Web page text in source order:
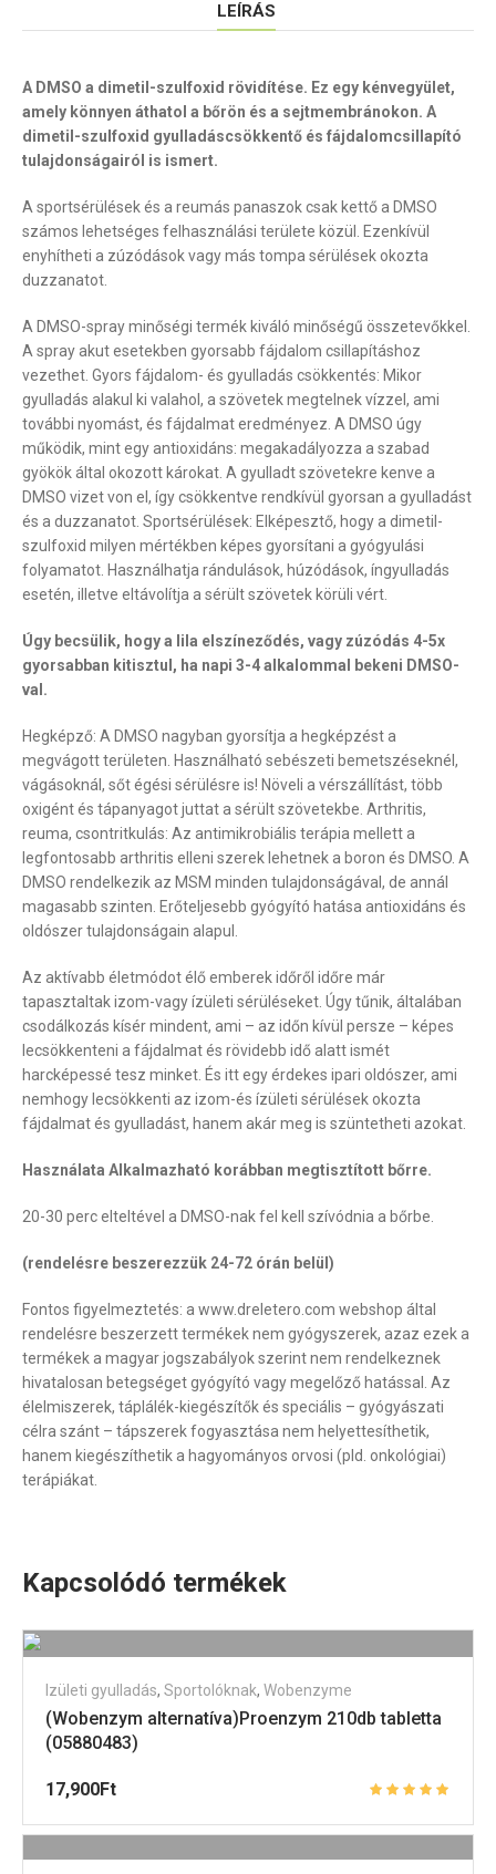
LEÍRÁS
A DMSO a dimetil-szulfoxid rövidítése. Ez egy kénvegyület,
amely könnyen áthatol a bőrön és a sejtmembránokon. A
dimetil-szulfoxid gyulladáscsökkentő és fájdalomcsillapító
tulajdonságairól is ismert.
A sportsérülések és a reumás panaszok csak kettő a DMSO
számos lehetséges felhasználási területe közül. Ezenkívül
enyhítheti a zúzódások vagy más tompa sérülések okozta
duzzanatot.
A DMSO-spray minőségi termék kiváló minőségű összetevőkkel.
A spray akut esetekben gyorsabb fájdalom csillapításhoz
vezethet. Gyors fájdalom- és gyulladás csökkentés: Mikor
gyulladás alakul ki valahol, a szövetek megtelnek vízzel, ami
további nyomást, és fájdalmat eredményez. A DMSO úgy
működik, mint egy antioxidáns: megakadályozza a szabad
gyökök által okozott károkat. A gyulladt szövetekre kenve a
DMSO vizet von el, így csökkentve rendkívül gyorsan a gyulladást
és a duzzanatot. Sportsérülések: Elképesztő, hogy a dimetil-
szulfoxid milyen mértékben képes gyorsítani a gyógyulási
folyamatot. Használhatja rándulások, húzódások, íngyulladás
esetén, illetve eltávolítja a sérült szövetek körüli vért.
Úgy becsülik, hogy a lila elszíneződés, vagy zúzódás 4-5x
gyorsabban kitisztul, ha napi 3-4 alkalommal bekeni DMSO-
val.
Hegképző: A DMSO nagyban gyorsítja a hegképzést a
megvágott területen. Használható sebészeti bemetszéseknél,
vágásoknál, sőt égési sérülésre is! Növeli a vérszállítást, több
oxigént és tápanyagot juttat a sérült szövetekbe. Arthritis,
reuma, csontritkulás: Az antimikrobiális terápia mellett a
legfontosabb arthritis elleni szerek lehetnek a boron és DMSO. A
DMSO rendelkezik az MSM minden tulajdonságával, de annál
magasabb szinten. Erőteljesebb gyógyító hatása antioxidáns és
oldószer tulajdonságain alapul.
Az aktívabb életmódot élő emberek időről időre már
tapasztaltak izom-vagy ízületi sérüléseket. Úgy tűnik, általában
csodálkozás kísér mindent, ami – az időn kívül persze – képes
lecsökkenteni a fájdalmat és rövidebb idő alatt ismét
harcképessé tesz minket. És itt egy érdekes ipari oldószer, ami
nemhogy lecsökkenti az izom-és ízületi sérülések okozta
fájdalmat és gyulladást, hanem akár meg is szüntetheti azokat.
Használata Alkalmazható korábban megtisztított bőrre.
20-30 perc elteltével a DMSO-nak fel kell szívódnia a bőrbe.
(rendelésre beszerezzük 24-72 órán belül)
Fontos figyelmeztetés: a www.dreletero.com webshop által
rendelésre beszerzett termékek nem gyógyszerek, azaz ezek a
termékek a magyar jogszabályok szerint nem rendelkeznek
hivatalosan betegséget gyógyító vagy megelőző hatással. Az
élelmiszerek, táplálék-kiegészítők és speciális – gyógyászati
célra szánt – tápszerek fogyasztása nem helyettesíthetik,
hanem kiegészíthetik a hagyományos orvosi (pld. onkológiai)
terápiákat.
Kapcsolódó termékek
Izületi gyulladás,Sportolóknak,Wobenzyme
(Wobenzym alternatíva)Proenzym 210db tabletta
(05880483)
17,900Ft